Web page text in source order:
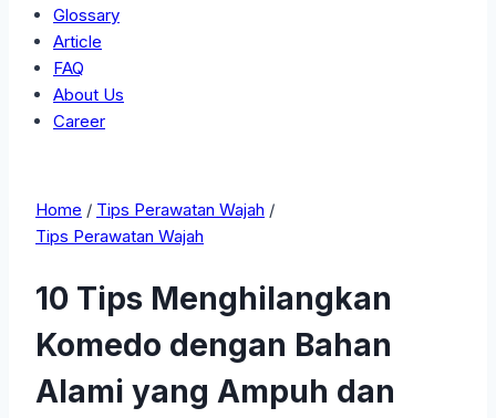
Glossary
Article
FAQ
About Us
Career
Home / Tips Perawatan Wajah /
Tips Perawatan Wajah
10 Tips Menghilangkan
Komedo dengan Bahan
Alami yang Ampuh dan